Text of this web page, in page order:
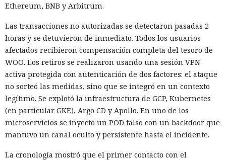
Ethereum, BNB y Arbitrum.
Las transacciones no autorizadas se detectaron pasadas 2
horas y se detuvieron de inmediato. Todos los usuarios
afectados recibieron compensación completa del tesoro de
WOO. Los retiros se realizaron usando una sesión VPN
activa protegida con autenticación de dos factores: el ataque
no sorteó las medidas, sino que se integró en un contexto
legítimo. Se explotó la infraestructura de GCP, Kubernetes
(en particular GKE), Argo CD y Apollo. En uno de los
microservicios se inyectó un POD falso con un backdoor que
mantuvo un canal oculto y persistente hasta el incidente.
La cronología mostró que el primer contacto con el